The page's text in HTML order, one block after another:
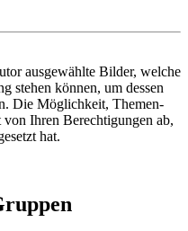
ausgewählte Bilder, welche
stehen können, um dessen
Die Möglichkeit, Themen-
Ihren Berechtigungen ab,
hat.